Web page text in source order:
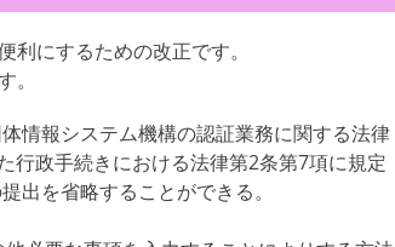
にするための改正です。
情報システム機構の認証業務に関する法律
行政手続きにおける法律第2条第7項に規定
出を省略することができる。